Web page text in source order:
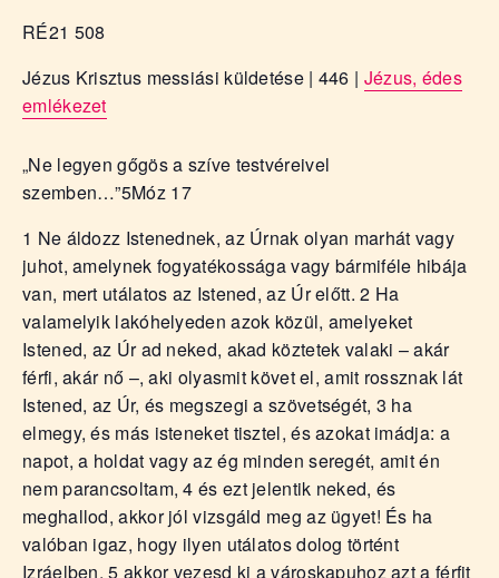
RÉ21 508
Jézus Krisztus messiási küldetése | 446 | Jézus, édes
emlékezet
„Ne legyen gőgös a szíve testvéreivel
szemben…”5Móz 17
1 Ne áldozz Istenednek, az Úrnak olyan marhát vagy
juhot, amelynek fogyatékossága vagy bármiféle hibája
van, mert utálatos az Istened, az Úr előtt. 2 Ha
valamelyik lakóhelyeden azok közül, amelyeket
Istened, az Úr ad neked, akad köztetek valaki – akár
férfi, akár nő –, aki olyasmit követ el, amit rossznak lát
Istened, az Úr, és megszegi a szövetségét, 3 ha
elmegy, és más isteneket tisztel, és azokat imádja: a
napot, a holdat vagy az ég minden seregét, amit én
nem parancsoltam, 4 és ezt jelentik neked, és
meghallod, akkor jól vizsgáld meg az ügyet! És ha
valóban igaz, hogy ilyen utálatos dolog történt
Izráelben, 5 akkor vezesd ki a városkapuhoz azt a férfit